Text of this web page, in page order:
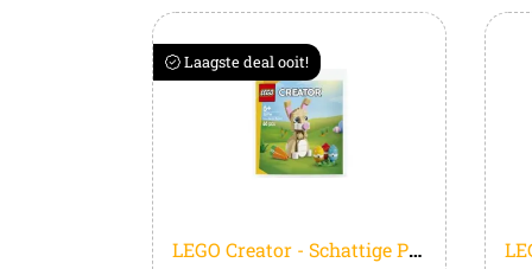
LEGO Creator - Schattige Paashaas - 30716
Laagste deal ooit!